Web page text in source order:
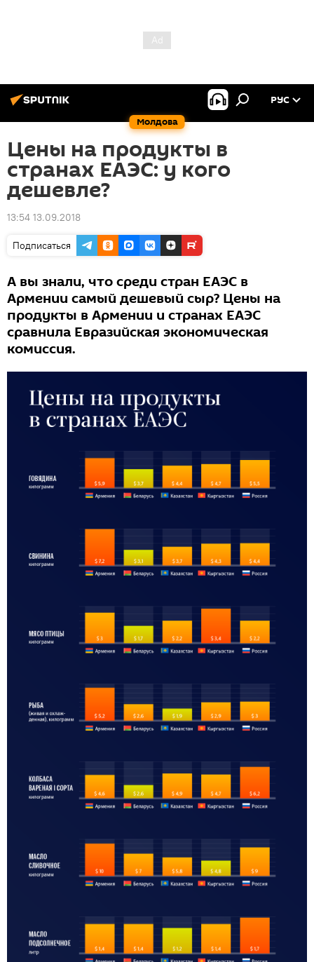
Молдова
РУС
Цены на продукты в
странах ЕАЭС: у кого
дешевле?
13:54 13.09.2018
Подписаться
А вы знали, что среди стран ЕАЭС в
Армении самый дешевый сыр? Цены на
продукты в Армении и странах ЕАЭС
сравнила Евразийская экономическая
комиссия.